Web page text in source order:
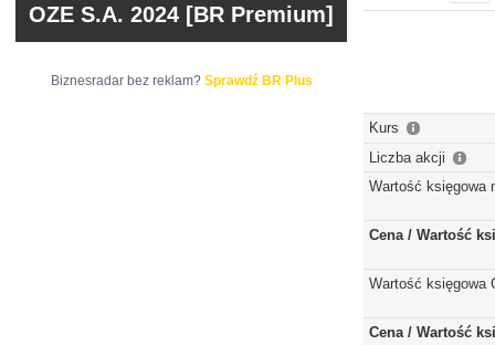
Kurs
Liczba akcji
Wartość księgowa
Cena / Wartość
Wartość księgowa
Cena / Wartość
OZE S.A. 2024 [BR Premium]
Biznesradar bez reklam? Sprawdź BR Plus